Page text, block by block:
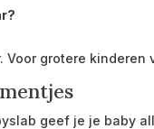
grotere kinderen
geef je je baby